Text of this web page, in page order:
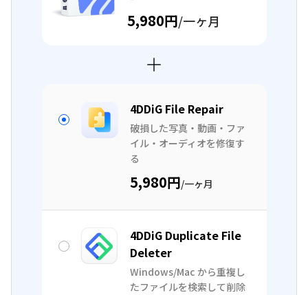
5,980円/一ヶ月
4DDiG File Repair
破損した写真・動画・ファ
イル・オーディオを修復す
る
5,980円/一ヶ月
4DDiG Duplicate File
Deleter
Windows/Mac から重複し
たファイルを検索して削除